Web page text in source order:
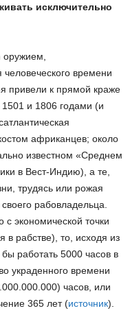
исключительно
времени
привели к прямой краже
и 1806 годами (и
африканцев; около
известном «Среднем
в Вест-Индию), а те,
трудясь или рожая
рабовладельца.
с экономической точки
в рабстве), то, исходя из
работать 5000 часов в
украденного времени
часов, или
365 лет (источник).